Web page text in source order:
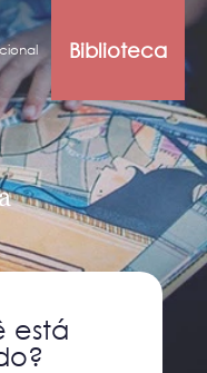
Biblioteca
está